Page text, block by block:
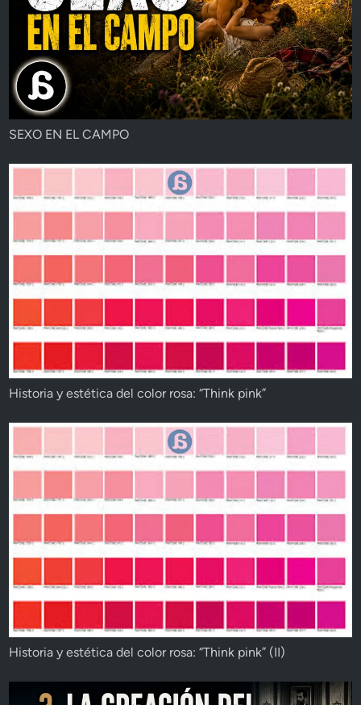
SEXO EN EL CAMPO
Historia y estética del color rosa: “Think pink”
Historia y estética del color rosa: “Think pink” (II)